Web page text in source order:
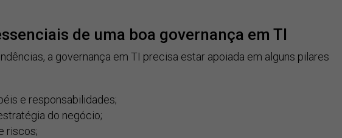
de uma boa governança em TI
a governança em TI precisa estar apoiada em alguns pilares
e responsabilidades;
do negócio;
riscos;